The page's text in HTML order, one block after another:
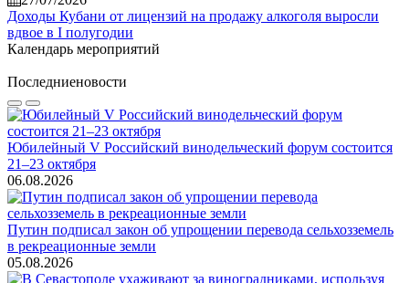
Доходы Кубани от лицензий на продажу алкоголя выросли
вдвое в I полугодии
Календарь мероприятий
Последниеновости
Юбилейный V Российский винодельческий форум состоится
21–23 октября
06.08.2026
Путин подписал закон об упрощении перевода сельхозземель
в рекреационные земли
05.08.2026